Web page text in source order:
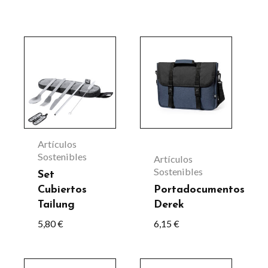
Artículos
Sostenibles
Set
Cubiertos
Tailung
5,80€
Artículos
Sostenibles
Portadocumentos
Derek
6,15€
producto
tiene
múltiples
opciones
se
pueden
elegir
en